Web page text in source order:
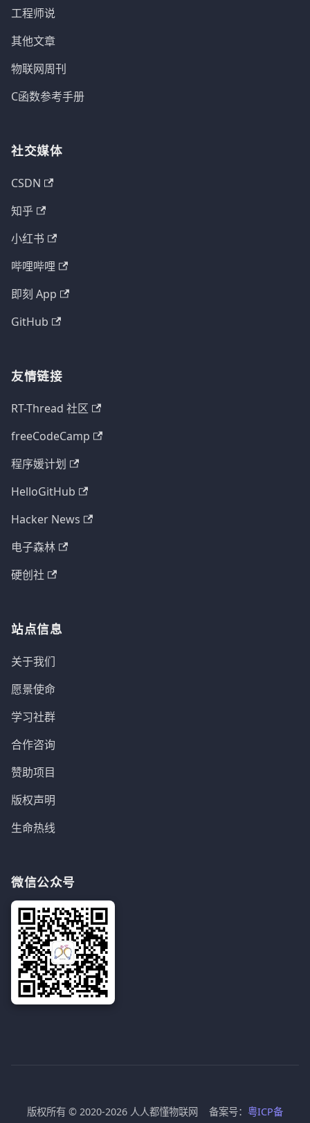
工程师说
其他文章
物联网周刊
C函数参考手册
社交媒体
CSDN
知乎
小红书
哔哩哔哩
即刻 App
GitHub
友情链接
RT-Thread 社区
freeCodeCamp
程序媛计划
HelloGitHub
Hacker News
电子森林
硬创社
站点信息
关于我们
愿景使命
学习社群
合作咨询
赞助项目
版权声明
生命热线
微信公众号
版权所有 © 2020-2026 人人都懂物联网 备案号： 粤ICP备